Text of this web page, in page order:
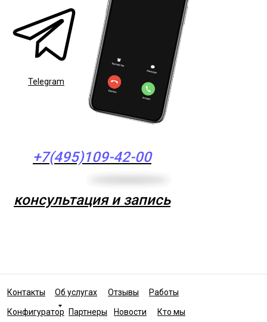
Кто мы
Конфигуратор
Отзывы
Telegram
Об услугах
+7(495)109-42-00
консультация и запись
Работы
Партнеры Новости
Контакты